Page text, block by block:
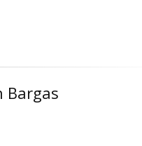
Bargas